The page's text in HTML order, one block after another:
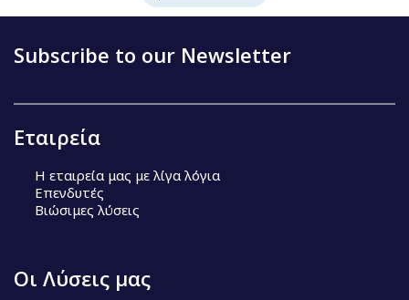
Subscribe to our Newsletter
Εταιρεία
Η εταιρεία μας με λίγα λόγια
Επενδυτές
Βιώσιμες λύσεις
Οι Λύσεις μας